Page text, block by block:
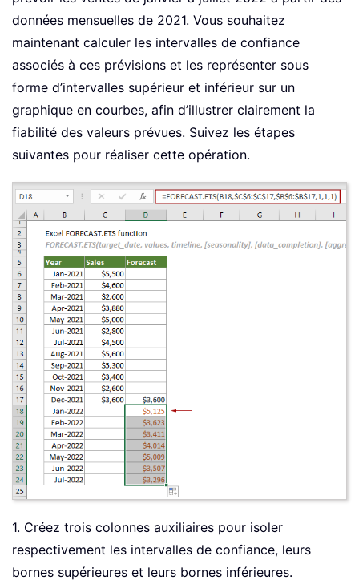
données mensuelles de 2021. Vous souhaitez
maintenant calculer les intervalles de confiance
associés à ces prévisions et les représenter sous
forme d’intervalles supérieur et inférieur sur un
graphique en courbes, afin d’illustrer clairement la
fiabilité des valeurs prévues. Suivez les étapes
suivantes pour réaliser cette opération.
1. Créez trois colonnes auxiliaires pour isoler
respectivement les intervalles de confiance, leurs
bornes supérieures et leurs bornes inférieures.